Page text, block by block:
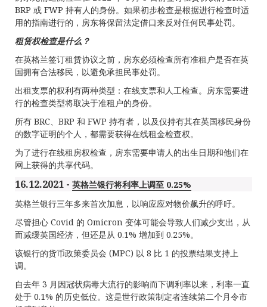
BRP 或 FWP 持有人的身份。如果初步检查是根据进行检查时适
用的指南进行的，房东将保留法定借口来反对任何民事处罚。
租赁权检查是什么 ？
在英格兰签订租赁协议之前，房东必须检查所有准租户是否在英
国拥有合法移民，以避免承担民事处罚。
出租支票的权利有两种类型：在线支票和人工检查。房东需要进
行的检查类型将取决于准租户的身份。
所有 BRC、BRP 和 FWP 持有者，以及仅持有其在英国移民身份
的数字证明的个人，都需要获得在线租金检查权。
为了进行在线租房权检查，房东需要申请人的出生日期和他们在
网上获得的共享代码。
16.12.2021 - 英格兰银行将利率上调至 0.25%
英格兰银行三年多来首次加息，以响应应对物价飙升的呼吁。
尽管担心 Covid 的 Omicron 变体可能会导致人们减少支出，从
而减缓英国经济，但还是从 0.1% 增加到 0.25%。
该银行的货币政策委员会 (MPC) 以 8 比 1 的投票结果支持上
调。
自去年 3 月因冠状病毒大流行的影响而下调利率以来，利率一直
处于 0.1% 的历史低位。这是世行政策制定者连续第二个月令市